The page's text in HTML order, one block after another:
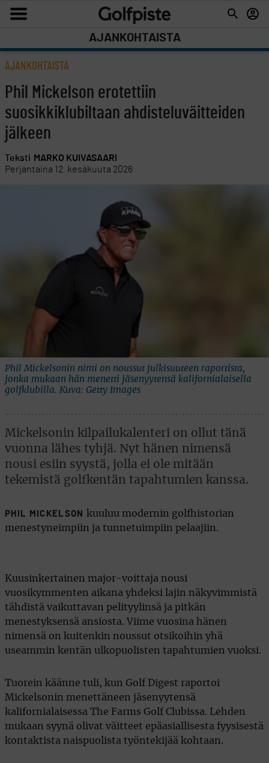
AJANKOHTAISTA
AJANKOHTAISTA
Phil Mickelson erotettiin
suosikkiklubiltaan ahdisteluväitteiden
jälkeen
Teksti MARKO KUIVASAARI
Perjantaina 12. kesäkuuta 2026
Phil Mickelsonin nimi on noussut julkisuuteen raportista,
jonka mukaan hän menetti jäsenyytensä kalifornialaisella
golfklubilla. Kuva: Getty Images
Mickelsonin kilpailukalenteri on ollut tänä
vuonna lähes tyhjä. Nyt hänen nimensä
nousi esiin syystä, jolla ei ole mitään
tekemistä golfkentän tapahtumien kanssa.
PHIL MICKELSON
kuuluu modernin golfhistorian
menestyneimpiin ja tunnetuimpiin pelaajiin.
Kuusinkertainen major-voittaja nousi
vuosikymmenten aikana yhdeksi lajin näkyvimmistä
tähdistä vaikuttavan pelityylinsä ja pitkän
menestyksensä ansiosta. Viime vuosina hänen
nimensä on kuitenkin noussut otsikoihin yhä
useammin kentän ulkopuolisten tapahtumien vuoksi.
Tuorein käänne tuli, kun Golf Digest raportoi
Mickelsonin menettäneen jäsenyytensä
kalifornialaisessa The Farms Golf Clubissa. Lehden
mukaan syynä olivat väitteet epäasiallisesta fyysisestä
kontaktista naispuolista työntekijää kohtaan.